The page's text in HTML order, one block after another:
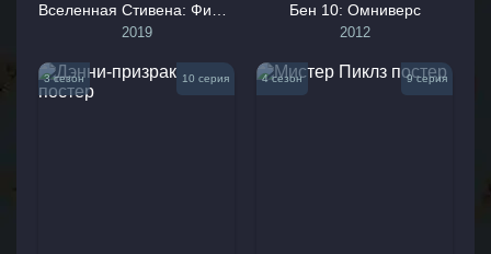
2019
Бен 10: Омниверс
2012
3 сезон 10 серия 4 сезон 9 серия